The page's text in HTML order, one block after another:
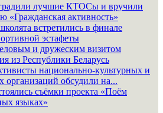
лучшие КТОСы и вручили
«Гражданская активность»
встретились в финале
эстафеты
и дружеским визитом
из Республики Беларусь
национально-культурных и
организаций обсудили на...
съёмки проекта «Поём
языках»